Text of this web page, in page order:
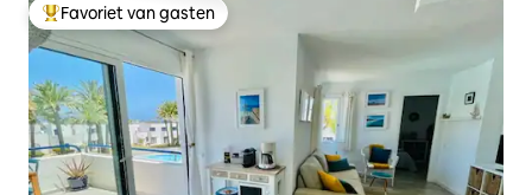
Topfavoriet van gasten
Favoriet van gasten